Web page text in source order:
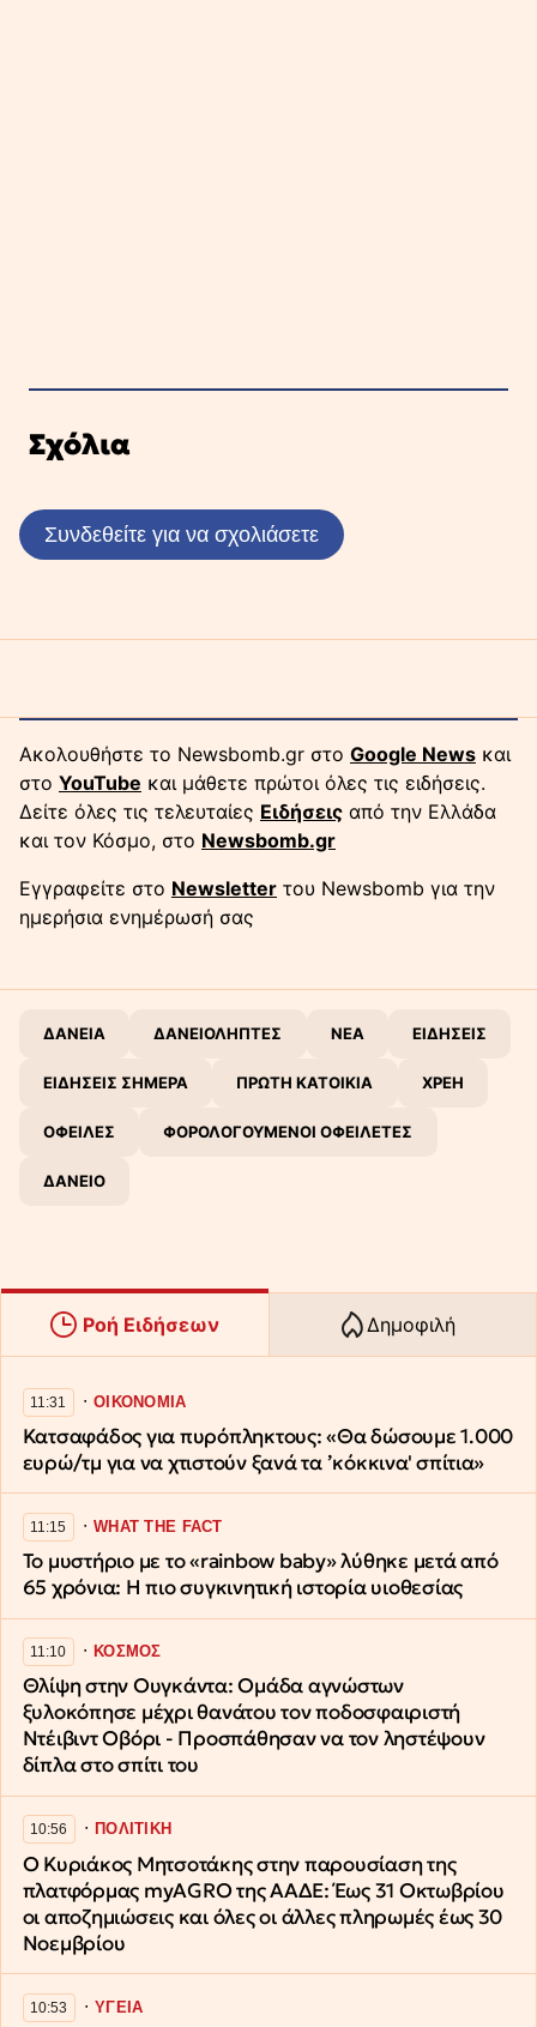
Σχόλια
Συνδεθείτε για να σχολιάσετε
Ακολουθήστε το Newsbomb.gr στο Google News και
στο YouTube και μάθετε πρώτοι όλες τις ειδήσεις.
Δείτε όλες τις τελευταίες Ειδήσεις από την Ελλάδα
και τον Κόσμο, στο Newsbomb.gr
Εγγραφείτε στο Newsletter του Newsbomb για την
ημερήσια ενημέρωσή σας
ΔΑΝΕΙΑ ΔΑΝΕΙΟΛΗΠΤΕΣ ΝΕΑ ΕΙΔΗΣΕΙΣ
ΕΙΔΗΣΕΙΣ ΣΗΜΕΡΑ ΠΡΩΤΗ ΚΑΤΟΙΚΙΑ ΧΡΕΗ
ΟΦΕΙΛΕΣ ΦΟΡΟΛΟΓΟΥΜΕΝΟΙ ΟΦΕΙΛΕΤΕΣ
ΔΑΝΕΙΟ
Ροή Ειδήσεων Δημοφιλή
11:31 ∙ΟΙΚΟΝΟΜΙΑ
Κατσαφάδος για πυρόπληκτους: «Θα δώσουμε 1.000
ευρώ/τμ για να χτιστούν ξανά τα ’κόκκινα' σπίτια»
11:15 ∙WHAT THE FACT
Το μυστήριο με το «rainbow baby» λύθηκε μετά από
65 χρόνια: Η πιο συγκινητική ιστορία υιοθεσίας
11:10 ∙ΚΟΣΜΟΣ
Θλίψη στην Ουγκάντα: Ομάδα αγνώστων
ξυλοκόπησε μέχρι θανάτου τον ποδοσφαιριστή
Ντέιβιντ Οβόρι - Προσπάθησαν να τον ληστέψουν
δίπλα στο σπίτι του
10:56 ∙ΠΟΛΙΤΙΚΗ
Ο Κυριάκος Μητσοτάκης στην παρουσίαση της
πλατφόρμας myAGRO της ΑΑΔΕ: Έως 31 Οκτωβρίου
οι αποζημιώσεις και όλες οι άλλες πληρωμές έως 30
Νοεμβρίου
10:53 ∙ΥΓΕΙΑ